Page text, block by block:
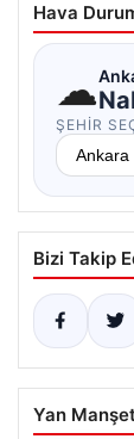
Hava
☁
ŞEHIR
Bizi Takip
Yan